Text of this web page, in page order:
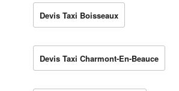
Devis Taxi Boisseaux
Devis Taxi Charmont-En-Beauce